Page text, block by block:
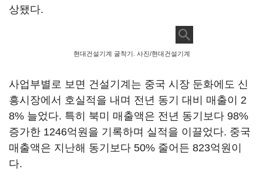
상됐다.
현대건설기계 굴착기. 사진/현대건설기계
사업부별로 보면 건설기계는 중국 시장 둔화에도 신
흥시장에서 호실적을 내며 전년 동기 대비 매출이 2
8% 늘었다. 특히 북미 매출액은 전년 동기보다 98%
증가한 1246억원을 기록하며 실적을 이끌었다. 중국
매출액은 지난해 동기보다 50% 줄어든 823억원이
다.